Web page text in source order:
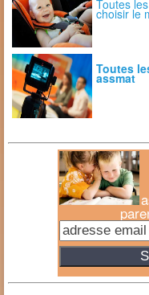
Toutes
choisir le
Toutes
assmat